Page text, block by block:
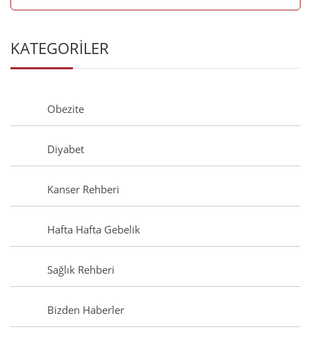
KATEGORİLER
Obezite
Diyabet
Kanser Rehberi
Hafta Hafta Gebelik
Sağlık Rehberi
Bizden Haberler